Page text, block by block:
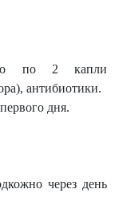
по 2 капли
антибиотики.
дня.
через день